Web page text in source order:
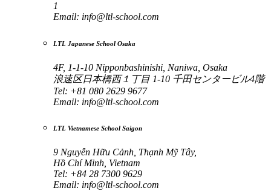
1
Email: info@ltl-school.com
LTL Japanese School Osaka
4F, 1-1-10 Nipponbashinishi, Naniwa, Osaka
浪速区日本橋西１丁目 1-10 千田センタービル4階
Tel: +81 080 2629 9677
Email: info@ltl-school.com
LTL Vietnamese School Saigon
9 Nguyễn Hữu Cảnh, Thạnh Mỹ Tây,
Hồ Chí Minh, Vietnam
Tel: +84 28 7300 9629
Email: info@ltl-school.com